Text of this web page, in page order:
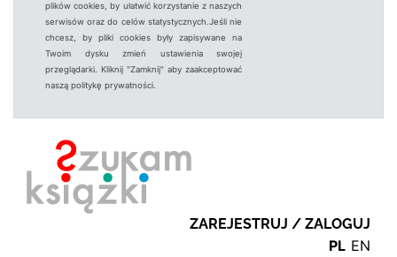
plików cookies, by ułatwić korzystanie z naszych
serwisów oraz do celów statystycznych.Jeśli nie
chcesz, by pliki cookies były zapisywane na
Twoim dysku zmień ustawienia swojej
przeglądarki. Kliknij "Zamknij" aby zaakceptować
naszą politykę prywatności.
ZAREJESTRUJ / ZALOGUJ
PL EN